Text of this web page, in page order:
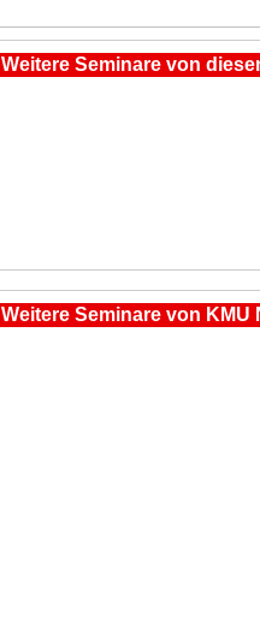
Weitere Seminare von
Weitere Seminare von KMU